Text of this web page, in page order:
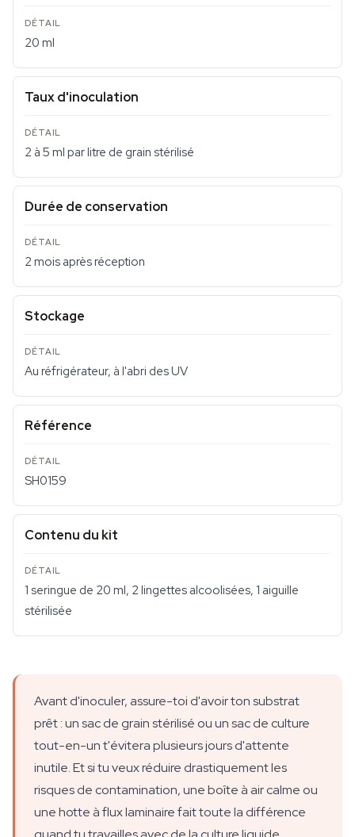
20 ml
Taux d'inoculation
2 à 5 ml par litre de grain stérilisé
Durée de conservation
2 mois après réception
Stockage
Au réfrigérateur, à l'abri des UV
Référence
SH0159
Contenu du kit
1 seringue de 20 ml, 2 lingettes alcoolisées, 1 aiguille
stérilisée
Avant d'inoculer, assure-toi d'avoir ton substrat
prêt : un sac de grain stérilisé ou un sac de culture
tout-en-un t'évitera plusieurs jours d'attente
inutile. Et si tu veux réduire drastiquement les
risques de contamination, une boîte à air calme ou
une hotte à flux laminaire fait toute la différence